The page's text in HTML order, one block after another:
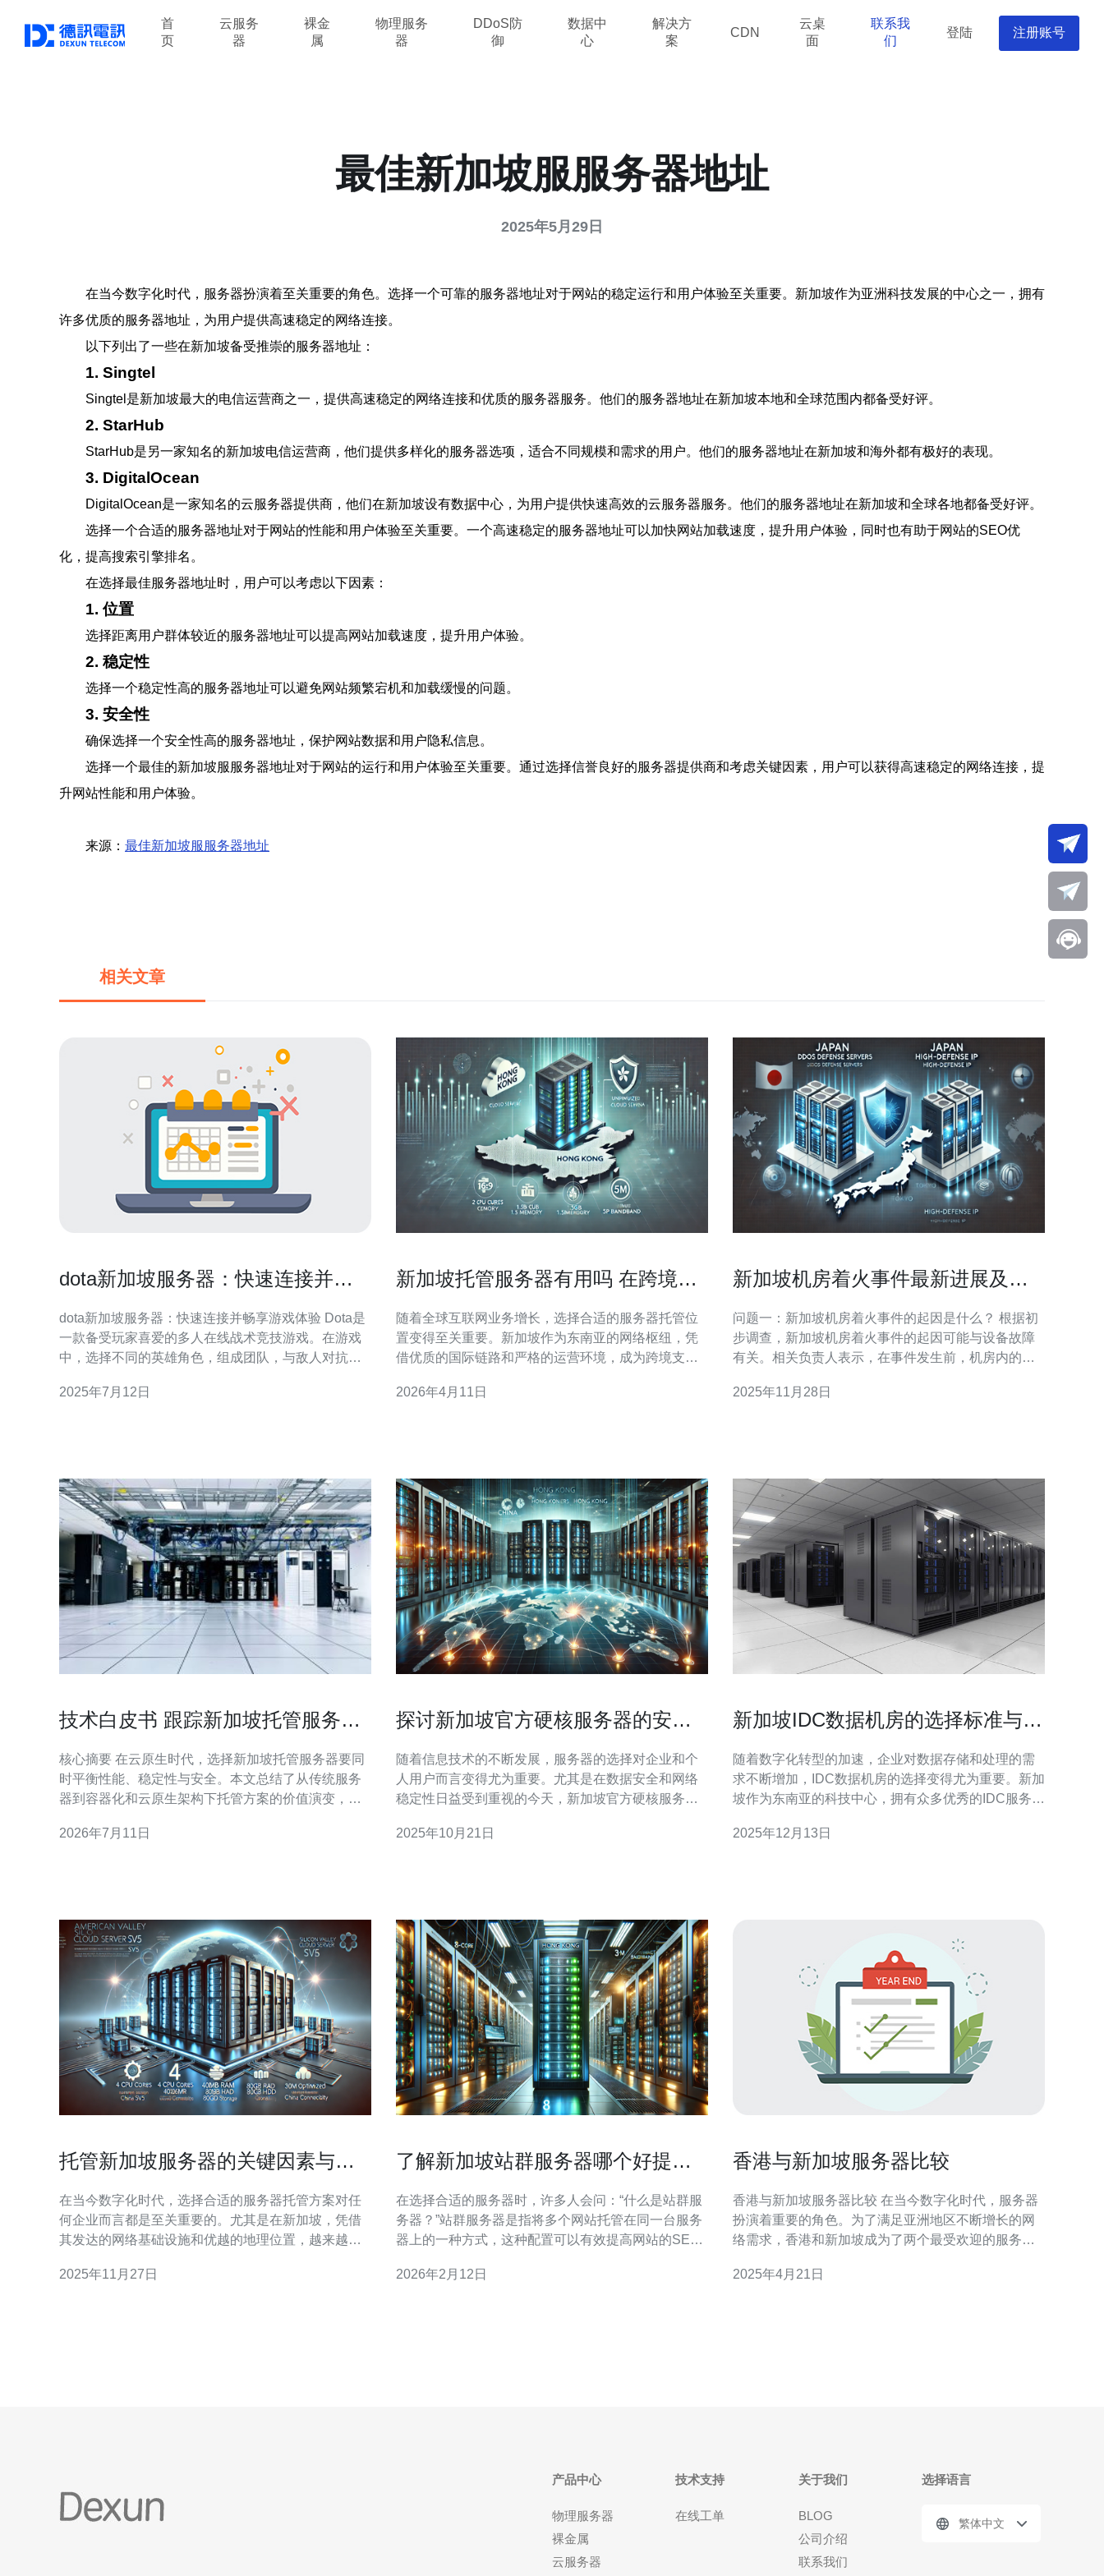
首
页
云服务
器
裸金
属
物理服务
器
DDoS防
御
数据中
心
解决方
案
CDN
云桌
面
联系我
们
登陆 注册账号
最佳新加坡服服务器地址
2025年5月29日
在当今数字化时代，服务器扮演着至关重要的角色。选择一个可靠的服务器地址对于网站的稳定运行和用户体验至关重要。新加坡作为亚洲科技发展的中心之一，拥有
许多优质的服务器地址，为用户提供高速稳定的网络连接。
以下列出了一些在新加坡备受推崇的服务器地址：
1. Singtel
Singtel是新加坡最大的电信运营商之一，提供高速稳定的网络连接和优质的服务器服务。他们的服务器地址在新加坡本地和全球范围内都备受好评。
2. StarHub
StarHub是另一家知名的新加坡电信运营商，他们提供多样化的服务器选项，适合不同规模和需求的用户。他们的服务器地址在新加坡和海外都有极好的表现。
3. DigitalOcean
DigitalOcean是一家知名的云服务器提供商，他们在新加坡设有数据中心，为用户提供快速高效的云服务器服务。他们的服务器地址在新加坡和全球各地都备受好评。
选择一个合适的服务器地址对于网站的性能和用户体验至关重要。一个高速稳定的服务器地址可以加快网站加载速度，提升用户体验，同时也有助于网站的SEO优
化，提高搜索引擎排名。
在选择最佳服务器地址时，用户可以考虑以下因素：
1. 位置
选择距离用户群体较近的服务器地址可以提高网站加载速度，提升用户体验。
2. 稳定性
选择一个稳定性高的服务器地址可以避免网站频繁宕机和加载缓慢的问题。
3. 安全性
确保选择一个安全性高的服务器地址，保护网站数据和用户隐私信息。
选择一个最佳的新加坡服服务器地址对于网站的运行和用户体验至关重要。通过选择信誉良好的服务器提供商和考虑关键因素，用户可以获得高速稳定的网络连接，提
升网站性能和用户体验。
来源： 最佳新加坡服服务器地址
相关文章
dota新加坡服务器：快速连接并畅
dota新加坡服务器：快速连接并畅享游戏体验 Dota是
一款备受玩家喜爱的多人在线战术竞技游戏。在游戏
中，选择不同的英雄角色，组成团队，与敌人对抗，
戏服务器是至关重要的。新加坡服务器作为一款稳定
2025年7月12日
新加坡托管服务器有用吗 在跨境支
随着全球互联网业务增长，选择合适的服务器托管位
置变得至关重要。新加坡作为东南亚的网络枢纽，凭
借优质的国际链路和严格的运营环境，成为跨境支
节点之一。 新加坡托管服务器有用吗？答案通常是肯
2026年4月11日
新加坡机房着火事件最新进展及善
问题一：新加坡机房着火事件的起因是什么？ 根据初
步调查，新加坡机房着火事件的起因可能与设备故障
有关。相关负责人表示，在事件发生前，机房内的一
部门已对设备进行了全面检查，以确保不会再发生类
2025年11月28日
技术白皮书 跟踪新加坡托管服务器
核心摘要 在云原生时代，选择新加坡托管服务器要同
时平衡性能、稳定性与安全。本文总结了从传统服务
器到容器化和云原生架构下托管方案的价值演变，比
运维负担上的差异，指出通过合理的CDN布局与完善
2026年7月11日
探讨新加坡官方硬核服务器的安全
随着信息技术的不断发展，服务器的选择对企业和个
人用户而言变得尤为重要。尤其是在数据安全和网络
稳定性日益受到重视的今天，新加坡官方硬核服务器
方硬核服务器的安全性与稳定性，助您在选择服务器
2025年10月21日
新加坡IDC数据机房的选择标准与市
随着数字化转型的加速，企业对数据存储和处理的需
求不断增加，IDC数据机房的选择变得尤为重要。新加
坡作为东南亚的科技中心，拥有众多优秀的IDC服务提
场前景以及未来的发展方向。 选择新加坡IDC数据机
2025年12月13日
托管新加坡服务器的关键因素与最
在当今数字化时代，选择合适的服务器托管方案对任
何企业而言都是至关重要的。尤其是在新加坡，凭借
其发达的网络基础设施和优越的地理位置，越来越多
最佳、最便宜的方案以满足企业需求呢？本文将详细
2025年11月27日
了解新加坡站群服务器哪个好提升
在选择合适的服务器时，许多人会问：“什么是站群服
务器？”站群服务器是指将多个网站托管在同一台服务
器上的一种方式，这种配置可以有效提高网站的SEO
服务器有几个明显的优势。首先，新加坡的网络基础
2026年2月12日
香港与新加坡服务器比较
香港与新加坡服务器比较 在当今数字化时代，服务器
扮演着重要的角色。为了满足亚洲地区不断增长的网
络需求，香港和新加坡成为了两个最受欢迎的服务器
势，帮助读者了解并选择适合自己需求的服务器。 香
2025年4月21日
产品中心
物理服务器
裸金属
云服务器
技术支持
在线工单
关于我们
BLOG
公司介绍
联系我们
选择语言
繁体中文